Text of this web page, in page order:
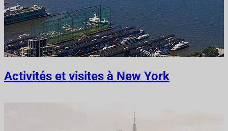
Activités et visites à New York